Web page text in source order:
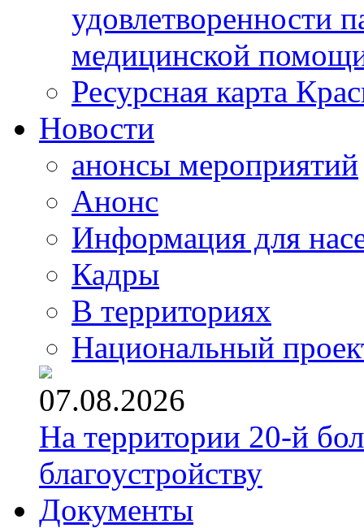
удовлетворенности
медицинской
Ресурсная карта
Новости
анонсы мероприятий
Анонс
Информация для
Кадры
В территориях
Национальный
07.08.2026
На территории 20-й
благоустройству
Документы